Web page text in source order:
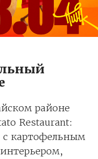
районе
Restaurant:
с картофельным